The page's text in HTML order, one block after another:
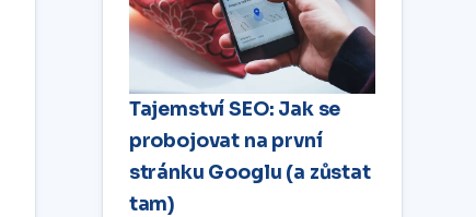
Tajemství SEO: Jak se
probojovat na první
stránku Googlu (a zůstat
tam)